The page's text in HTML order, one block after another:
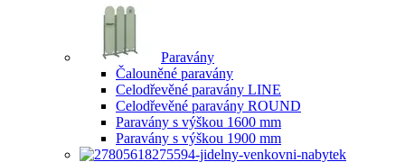
Paravány
Čalouněné paravány
Celodřevěné paravány LINE
Celodřevěné paravány ROUND
Paravány s výškou 1600 mm
Paravány s výškou 1900 mm